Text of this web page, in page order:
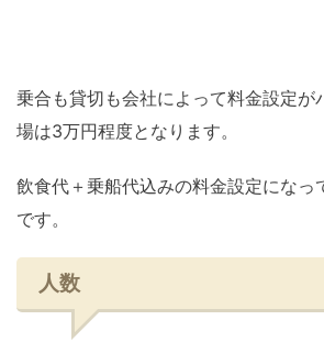
乗合も貸切も会社によって料金設定が
場は3万円程度となります。
飲食代＋乗船代込みの料金設定になっ
です。
人数